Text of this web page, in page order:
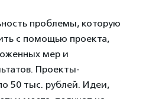
проблемы, которую
с помощью проекта,
мер и
Проекты-
50 тыс. рублей. Идеи,